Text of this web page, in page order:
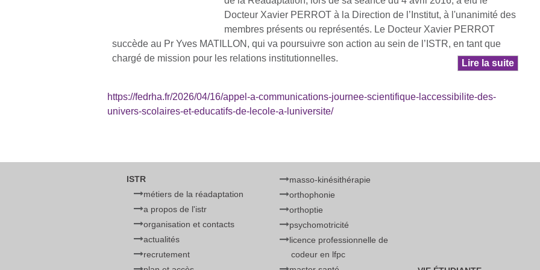
Docteur Xavier PERROT à la Direction de l’Institut, à l'unanimité des
membres présents ou représentés. Le Docteur Xavier PERROT
succède au Pr Yves MATILLON, qui va poursuivre son action au sein de l’ISTR, en tant que
chargé de mission pour les relations institutionnelles.
Lire la suite
https://fedrha.fr/2026/04/16/appel-a-communications-journee-scientifique-laccessibilite-des-
univers-scolaires-et-educatifs-de-lecole-a-luniversite/
ISTR
métiers de la réadaptation
a propos de l'istr
organisation et contacts
actualités
recrutement
masso-kinésithérapie
orthophonie
orthoptie
psychomotricité
licence professionnelle de
codeur en lfpc